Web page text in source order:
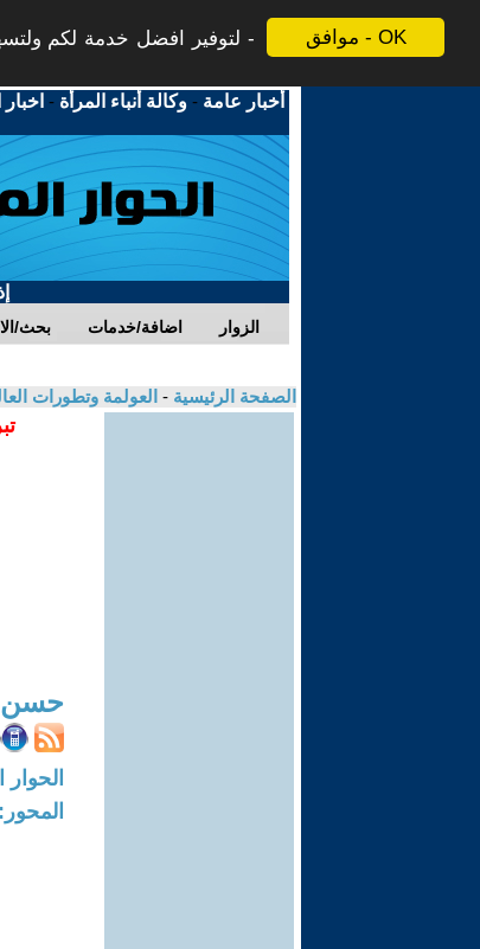
موافق - OK
لتوفير افضل خدمة لكم
أخبار عامة -وكالة أنباء المرأة -
بحث/ اضافة/خدمات الزوار
الصفحة الرئيسية - العولمة وتطورات
الحوار